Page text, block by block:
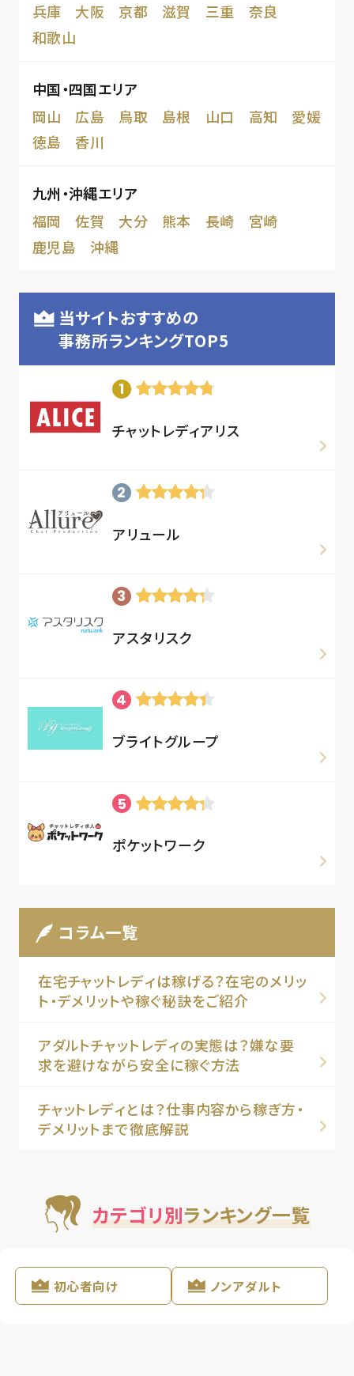
兵庫
大阪 京都 滋賀 三重
奈良
和歌山
中国・四国エリア
岡山
広島 鳥取 島根 山口 高知
愛媛
徳島
香川
九州・沖縄エリア
福岡
佐賀 大分 熊本 長崎
宮崎
鹿児島
沖縄
当サイトおすすめの
事務所ランキングTOP5
チャットレディアリス
アリュール
アスタリスク
ブライトグループ
ポケットワーク
コラム一覧
在宅チャットレディは稼げる？在宅のメリッ
ト・デメリットや稼ぐ秘訣をご紹介
アダルトチャットレディの実態は？嫌な要
求を避けながら安全に稼ぐ方法
チャットレディとは？仕事内容から稼ぎ方・
デメリットまで徹底解説
カテゴリ別ランキング一覧
初心者向け ノンアダルト